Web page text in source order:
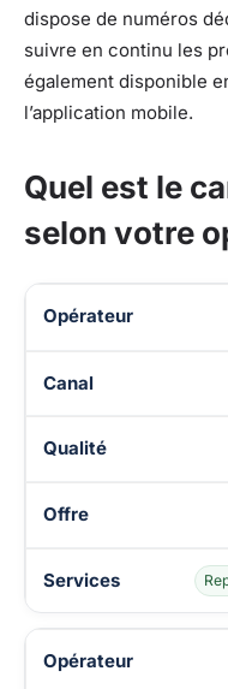
dispose de numéros
suivre en continu les
également disponible
l’application mobile.
Quel est le
selon votre
Disponibilité de LCP/